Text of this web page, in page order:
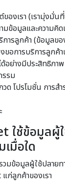
ของเรา (เรามุ่งมั่น
มข้อมูลและความคิ
ารลูกค้า (ข้อมูลขอ
อการบริการลูกค้า
ย่างมีประสิทธิภา
รรม
วด โปรโมชั่น การ
ใช้ข้อมูลผู้
มื่อใด
มข้อมูลผู้ใช้ปลายท
ก่ลูกค้าของเรา